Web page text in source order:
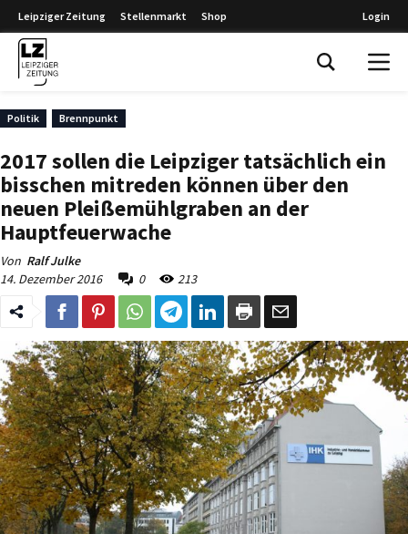
Leipziger Zeitung Stellenmarkt Shop Login
Politik Brennpunkt
2017 sollen die Leipziger tatsächlich ein
bisschen mitreden können über den
neuen Pleißemühlgraben an der
Hauptfeuerwache
Von Ralf Julke
14. Dezember 2016
0 213